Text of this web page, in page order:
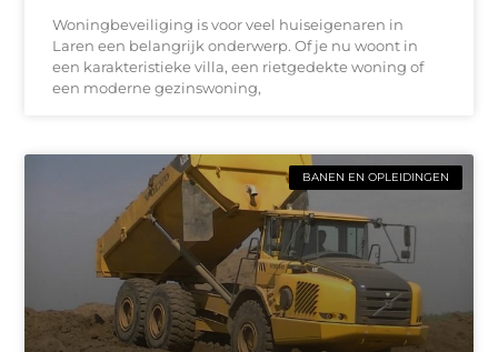
Woningbeveiliging is voor veel huiseigenaren in
Laren een belangrijk onderwerp. Of je nu woont in
een karakteristieke villa, een rietgedekte woning of
een moderne gezinswoning,
BANEN EN OPLEIDINGEN